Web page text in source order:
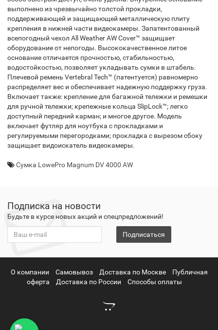
выполнено из чрезвычайно толстой прокладки,
поддерживающей и защищающей металлическую плиту
крепления в нижней части видеокамеры. Запатентованный
всепогодный чехол All Weather AW Cover™ защищает
оборудование от непогоды. Высококачественное литое
основание отличается прочностью, стабильностью,
водостойкостью, позволяет укладывать сумки в штабель.
Плечевой ремень Vertebral Tech™ (патентуется) равномерно
распределяет вес и обеспечивает надежную поддержку груза.
Включает также: крепление для багажной тележки и ремешки
для ручной тележки; крепежные кольца SlipLock™; легко
доступный передний карман; и многое другое. Модель
включает футляр для ноутбука с прокладками и
регулируемыми перегородками; прокладка с вырезом сбоку
защищает видоискатель видеокамеры.
Сумка LowePro Magnum DV 4000 AW
Подписка на новости
Будьте в курсе новых акций и спецпредложений!
Подписаться
О компании Самовывоз Доставка по Москве
Публичная
оферта
Доставка по России Способы оплаты